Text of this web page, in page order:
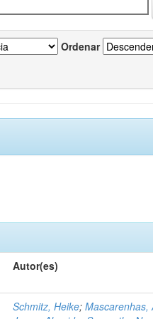
Ordenar
Autor(es)
Schmitz, Heike;Mascarenhas,